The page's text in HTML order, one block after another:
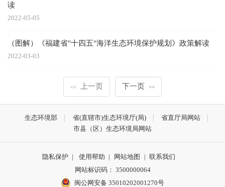
读
2022-05-05
（图解）《福建省"十四五"海洋生态环境保护规划》政策解读
2022-03-03
<< 上一页 下一页 >>
生态环境部 省(直辖市)生态环境厅(局)
省直厅局网站
市县（区）生态环境局网站
隐私保护 | 使用帮助 | 网站地图 | 联系我们
网站标识码： 3500000064
闽公网安备 35010202001270号